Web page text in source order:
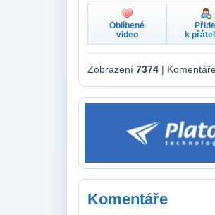
Oblíbené
video
k
Zobrazení 7374 |
Komentáře